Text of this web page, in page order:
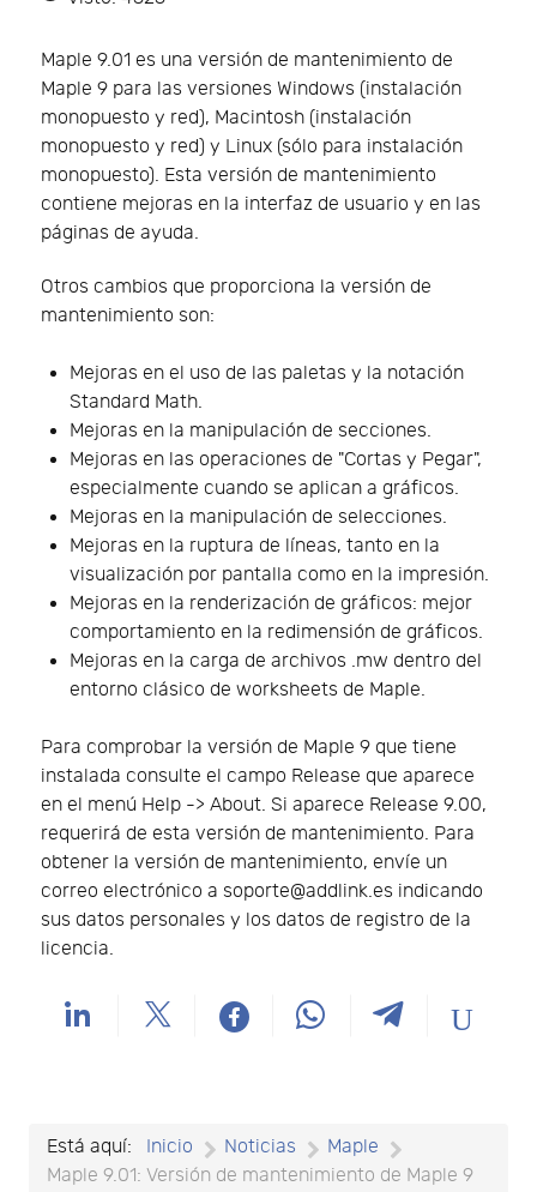
Maple 9.01 es una versión de mantenimiento de
Maple 9 para las versiones Windows (instalación
monopuesto y red), Macintosh (instalación
monopuesto y red) y Linux (sólo para instalación
monopuesto). Esta versión de mantenimiento
contiene mejoras en la interfaz de usuario y en las
páginas de ayuda.
Otros cambios que proporciona la versión de
mantenimiento son:
Mejoras en el uso de las paletas y la notación
Standard Math.
Mejoras en la manipulación de secciones.
Mejoras en las operaciones de "Cortas y Pegar",
especialmente cuando se aplican a gráficos.
Mejoras en la manipulación de selecciones.
Mejoras en la ruptura de líneas, tanto en la
visualización por pantalla como en la impresión.
Mejoras en la renderización de gráficos: mejor
comportamiento en la redimensión de gráficos.
Mejoras en la carga de archivos .mw dentro del
entorno clásico de worksheets de Maple.
Para comprobar la versión de Maple 9 que tiene
instalada consulte el campo Release que aparece
en el menú Help -> About. Si aparece Release 9.00,
requerirá de esta versión de mantenimiento. Para
obtener la versión de mantenimiento, envíe un
correo electrónico a soporte@addlink.es indicando
sus datos personales y los datos de registro de la
licencia.
Está aquí: Inicio Noticias
Maple
Maple 9.01: Versión de mantenimiento de Maple 9